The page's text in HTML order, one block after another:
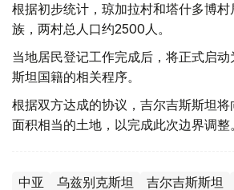
根据初步统计，琼加拉村和塔什多博
族，两村总人口约2500人。
当地居民登记工作完成后，将正式启
斯坦国籍的相关程序。
根据双方达成的协议，吉尔吉斯斯坦
面积相当的土地，以完成此次边界调整。
中亚 乌兹别克斯坦 吉尔吉斯斯坦